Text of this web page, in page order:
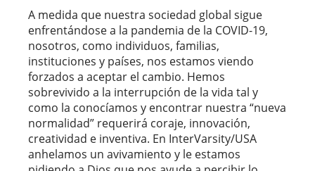
A medida que nuestra sociedad global sigue
enfrentándose a la pandemia de la COVID-19,
nosotros, como individuos, familias,
instituciones y países, nos estamos viendo
forzados a aceptar el cambio. Hemos
sobrevivido a la interrupción de la vida tal y
como la conocíamos y encontrar nuestra “nueva
normalidad” requerirá coraje, innovación,
creatividad e inventiva. En InterVarsity/USA
anhelamos un avivamiento y le estamos